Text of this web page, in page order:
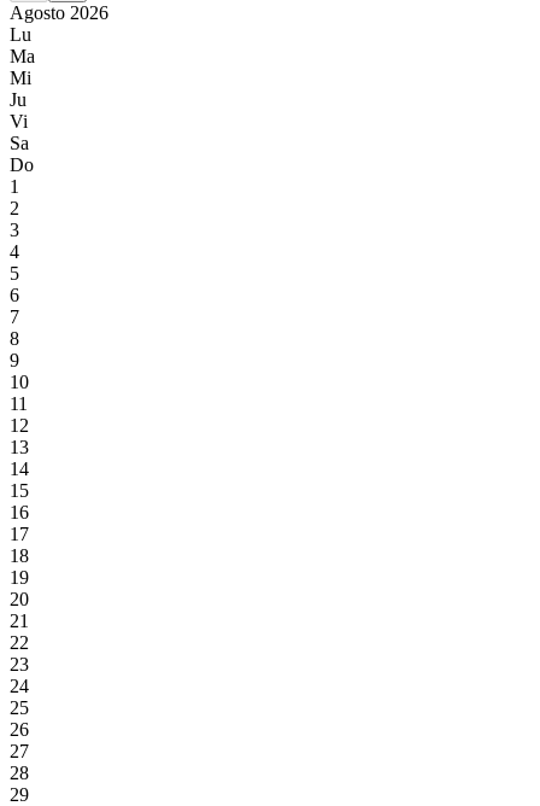
Agosto 2026
Lu
Ma
Mi
Ju
Vi
Sa
Do
1
2
3
4
5
6
7
8
9
10
11
12
13
14
15
16
17
18
19
20
21
22
23
24
25
26
27
28
29